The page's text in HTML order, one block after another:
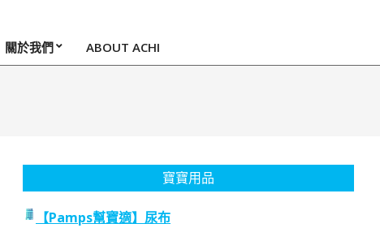
關於我們 ABOUT ACHI
寶寶用品
【Pamps幫寶適】尿布